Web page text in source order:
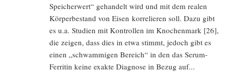
Speicherwert“ gehandelt wird und mit dem realen
Körperbestand von Eisen korrelieren soll. Dazu gibt
es u.a. Studien mit Kontrollen im Knochenmark [26],
die zeigen, dass dies in etwa stimmt, jedoch gibt es
einen „schwammigen Bereich“ in den das Serum-
Ferritin keine exakte Diagnose in Bezug auf...